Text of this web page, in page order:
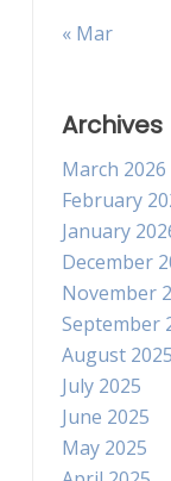
« Mar
Archives
March 2026
February
January
December
November
September
August 2025
July 2025
June 2025
May 2025